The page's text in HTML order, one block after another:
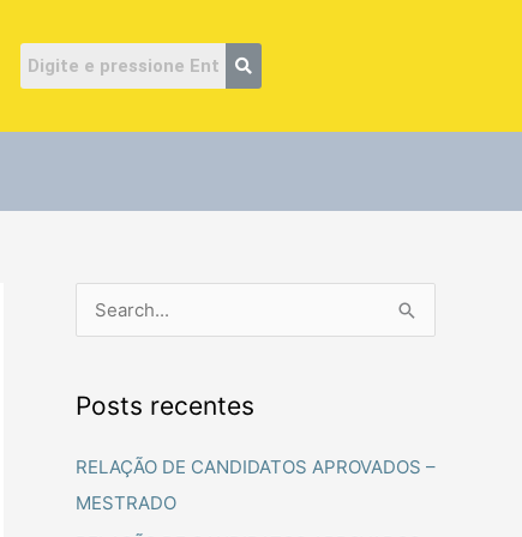
q
u
i
Posts recentes
RELAÇÃO DE CANDIDATOS APROVADOS –
MESTRADO